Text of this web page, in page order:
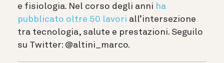
e fisiologia. Nel corso degli anni ha
pubblicato oltre 50 lavori all’intersezione
tra tecnologia, salute e prestazioni. Seguilo
su Twitter: @altini_marco.